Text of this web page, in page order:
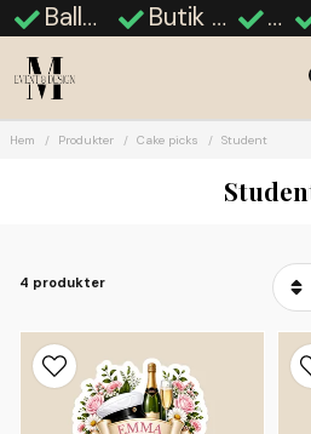
Ballongdekorationer Butik i Finja, Hässleholm
Hem Produkter Cake picks Student
4 produkter